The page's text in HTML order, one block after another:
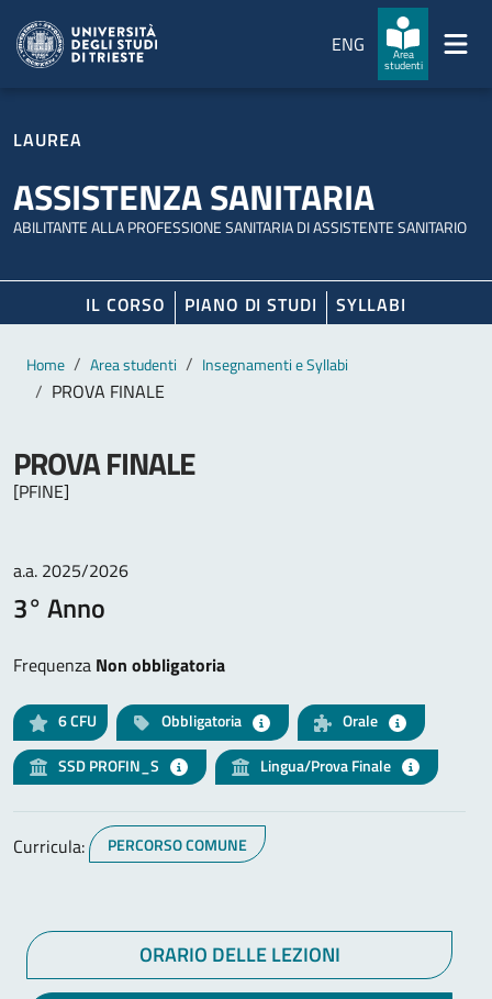
ENG
Area
studenti
LAUREA
ASSISTENZA SANITARIA
ABILITANTE ALLA PROFESSIONE SANITARIA DI ASSISTENTE SANITARIO
IL CORSO PIANO DI STUDI SYLLABI
Contenuto principale
Breadcrumb
Home Area studenti Insegnamenti e Syllabi
PROVA FINALE
PROVA FINALE
[PFINE]
a.a. 2025/2026
3° Anno
Frequenza Non obbligatoria
6CFU Obbligatoria
Orale
SSD PROFIN_S
Lingua/Prova Finale
Curricula: PERCORSO COMUNE
ORARIO DELLE LEZIONI